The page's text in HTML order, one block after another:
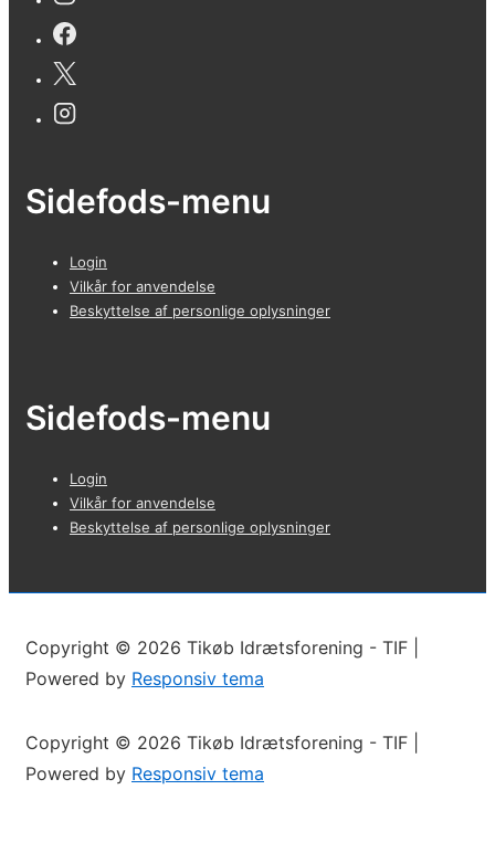
Sidefods-menu
Login
Vilkår for anvendelse
Beskyttelse af personlige oplysninger
Sidefods-menu
Login
Vilkår for anvendelse
Beskyttelse af personlige oplysninger
Copyright © 2026 Tikøb Idrætsforening - TIF
Powered by Responsiv tema
Copyright © 2026 Tikøb Idrætsforening - TIF
Powered by Responsiv tema